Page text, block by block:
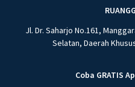
Jl. Dr. Saharjo No.161,
Selatan, Daerah
Coba GRATIS